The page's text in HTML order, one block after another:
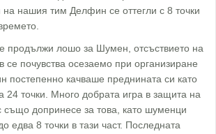
на нашия тим Делфин се оттегли с 8 точки
продължи лошо за Шумен, отсъствието на
почувства осезаемо при организиране
постепенно качваше преднината си като
24 точки. Много добрата игра в защита на
също допринесе за това, като шуменци
едва 8 точки в тази част. Последната